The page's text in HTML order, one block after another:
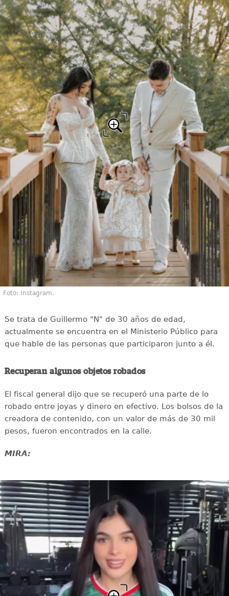
Foto: Instagram.
Se trata de Guillermo "N" de 30 años de edad,
actualmente se encuentra en el Ministerio Público para
que hable de las personas que participaron junto a él.
Recuperan algunos objetos robados
El fiscal general dijo que se recuperó una parte de lo
robado entre joyas y dinero en efectivo. Los bolsos de la
creadora de contenido, con un valor de más de 30 mil
pesos, fueron encontrados en la calle.
MIRA: